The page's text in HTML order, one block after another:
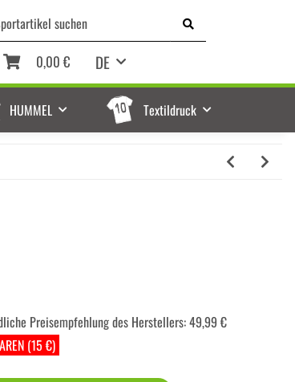
DE
0,00 €
HUMMEL Textildruck
(15 €)
Preisempfehlung des Herstellers:49,99 €